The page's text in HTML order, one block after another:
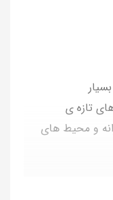
بسیار
تازه ی
و محیط های